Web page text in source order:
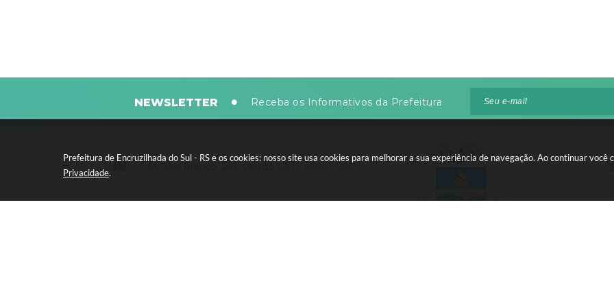
Prefeitura de Encruzilhada do Sul - RS e os cookies: nosso site usa cookies para melhorar a sua experiência de navegação. Ao continuar você
Privacidade.
NEWSLETTER Receba os Informativos da Prefeitura
Av. Rio Branco, 261, Centro CEP: 96610-000